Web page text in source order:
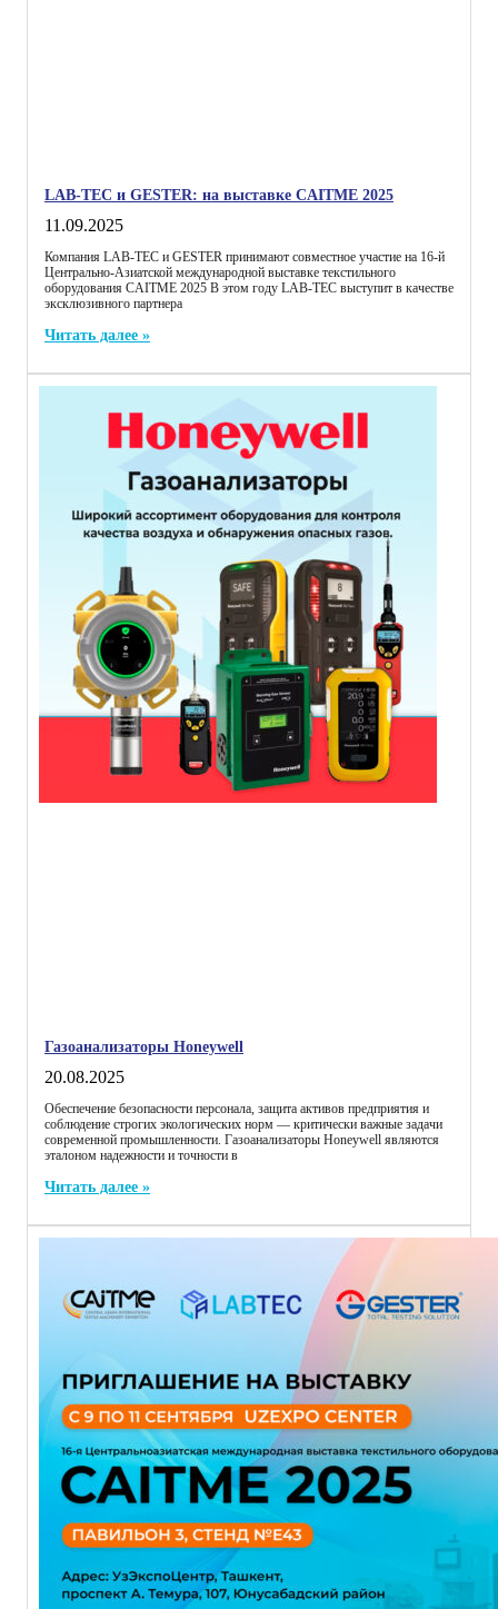
LAB-TEC и GESTER: на выставке CAITME 2025
11.09.2025
Компания LAB-TEC и GESTER принимают совместное участие на 16-й
Центрально-Азиатской международной выставке текстильного
оборудования CAITME 2025 В этом году LAB-TEC выступит в качестве
эксклюзивного партнера
Читать далее »
Газоанализаторы Honeywell
20.08.2025
Обеспечение безопасности персонала, защита активов предприятия и
соблюдение строгих экологических норм — критически важные задачи
современной промышленности. Газоанализаторы Honeywell являются
эталоном надежности и точности в
Читать далее »